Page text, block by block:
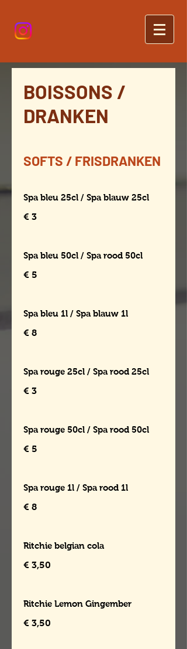
BOISSONS /
DRANKEN
SOFTS / FRISDRANKEN
Spa bleu 25cl / Spa blauw 25cl
€ 3
Spa bleu 50cl / Spa rood 50cl
€ 5
Spa bleu 1l / Spa blauw 1l
€ 8
Spa rouge 25cl / Spa rood 25cl
€ 3
Spa rouge 50cl / Spa rood 50cl
€ 5
Spa rouge 1l / Spa rood 1l
€ 8
Ritchie belgian cola
€ 3,50
Ritchie Lemon Gingember
€ 3,50